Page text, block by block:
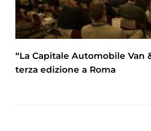
“La Capitale Automobile Van
terza edizione a Roma